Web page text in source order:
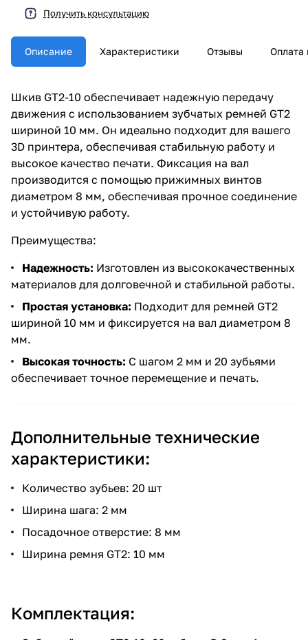
Получить консультацию
Описание Характеристики Отзывы Оплата
Шкив GT2-10 обеспечивает надежную передачу
движения с использованием зубчатых ремней GT2
шириной 10 мм. Он идеально подходит для вашего
3D принтера, обеспечивая стабильную работу и
высокое качество печати. Фиксация на вал
производится с помощью прижимных винтов
диаметром 8 мм, обеспечивая прочное соединение
и устойчивую работу.
Преимущества:
Надежность: Изготовлен из высококачественных
материалов для долговечной и стабильной работы.
Простая установка: Подходит для ремней GT2
шириной 10 мм и фиксируется на вал диаметром 8
мм.
Высокая точность: С шагом 2 мм и 20 зубьями
обеспечивает точное перемещение и печать.
Дополнительные технические
характеристики:
Количество зубьев: 20 шт
Ширина шага: 2 мм
Посадочное отверстие: 8 мм
Ширина ремня GT2: 10 мм
Комплектация: